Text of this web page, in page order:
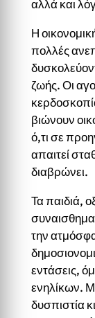
αλλά και
Η
πολλές
ζωής. Οι
βιώνουν
ό,τι σε
απαιτεί
διαβρώνει.
Τα παιδιά,
την
εντάσεις,
ενηλίκων.
δυσπιστία